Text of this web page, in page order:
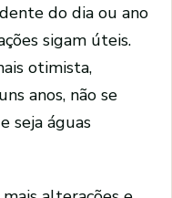
do dia ou ano
sigam úteis.
otimista,
anos, não se
seja águas